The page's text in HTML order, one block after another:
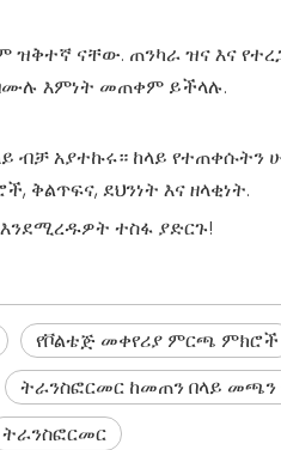
ናቸው. ጠንካራ ዝና እና
እምነት መጠቀም ይችላሉ.
ብቻ አያተኩሩ። ከላይ የተጠቀሱትን
ደህንነት እና ዘላቂነት.
ተስፋ ያድርጉ!
የቮልቴጅ መቀየሪያ ምርጫ ምክሮች
ትራንስፎርመር ከመጠን በላይ መጫን
ትራንስፎርመር